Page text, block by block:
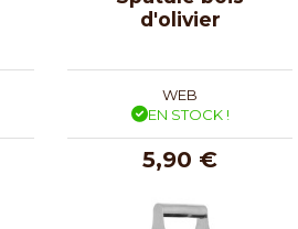
d'olivier
WEB
EN STOCK !
5,90 €